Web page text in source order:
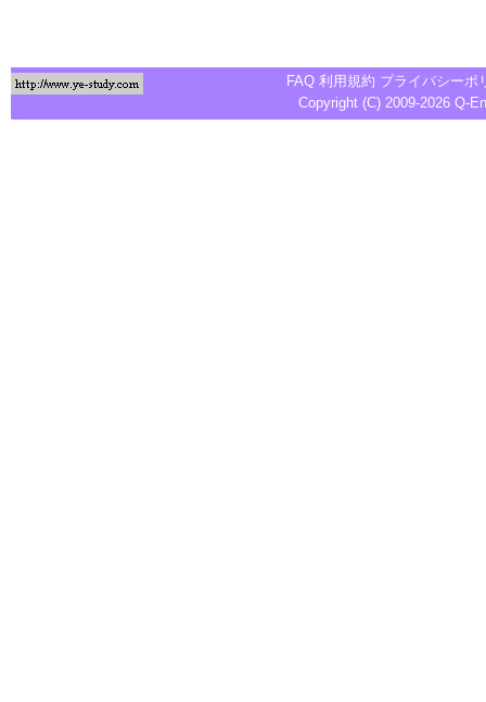
FAQ 利用規約 プライバシーポ
Copyright (C) 2009-2026 Q-